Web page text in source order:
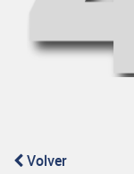
Volver